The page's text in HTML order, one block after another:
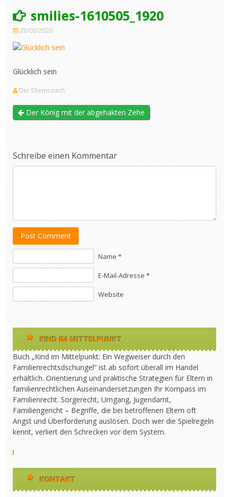
smilies-1610505_1920
20/03/2020
Glücklich sein
Der Elterncoach
Der König mit der abgehakten Zehe
Schreibe einen Kommentar
Post Comment
Name *
E-Mail-Adresse *
Website
KIND IM MITTELPUNKT
Buch „Kind im Mittelpunkt: Ein Wegweiser durch den
Familienrechtsdschungel“ ist ab sofort überall im Handel
erhältlich. Orientierung und praktische Strategien für Eltern in
familienrechtlichen Auseinandersetzungen Ihr Kompass im
Familienrecht. Sorgerecht, Umgang, Jugendamt,
Familiengericht – Begriffe, die bei betroffenen Eltern oft
Angst und Überforderung auslösen. Doch wer die Spielregeln
kennt, verliert den Schrecken vor dem System.
KONTAKT